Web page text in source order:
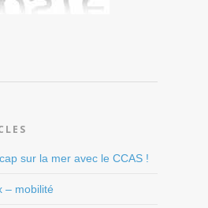
sur la mer avec le CCAS !
– mobilité